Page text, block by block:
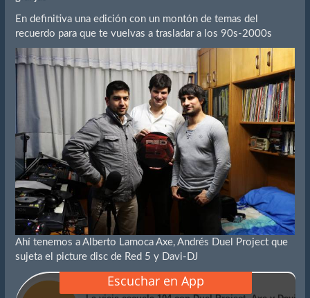
En definitiva una edición con un montón de temas del
recuerdo para que te vuelvas a trasladar a los 90s-2000s
Ahí tenemos a Alberto Lamoca Axe, Andrés Duel Project que
sujeta el picture disc de Red 5 y Davi-DJ